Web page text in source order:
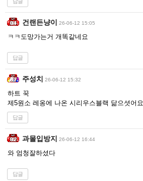
건랜든냥이 26-06-12 15:05
ㅋㅋ도망가는거 개똑같네요
답글
주성치 26-06-12 15:32
하트 꾹
제5원소 레옹에 나온 시리우스블랙 닮으셧어요
답글
과몰입방지 26-06-12 16:44
와 엄청잘하셨다
답글